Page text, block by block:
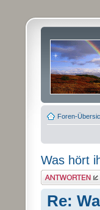
Foren-
Was hört
Antwort erstellen
Re: